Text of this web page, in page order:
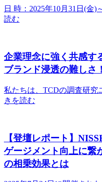
日 時：2025年10月31日(金
読む
企業理念に強く共感す
ブランド浸透の難しさ！
私たちは、TCDの調査研
きを読む
【登壇レポート】
ゲージメント向上に繋
の相乗効果とは